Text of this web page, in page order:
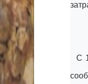
С 1